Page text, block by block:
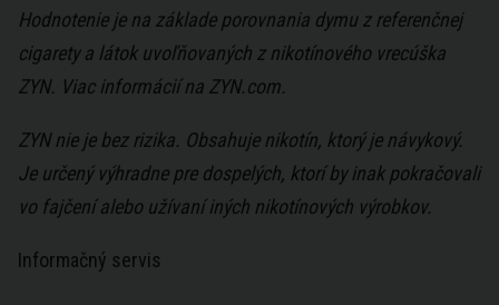
Hodnotenie je na základe porovnania dymu z referenčnej
cigarety a látok uvoľňovaných z nikotínového vrecúška
ZYN. Viac informácií na ZYN.com.
ZYN nie je bez rizika. Obsahuje nikotín, ktorý je návykový.
Je určený výhradne pre dospelých, ktorí by inak pokračovali
vo fajčení alebo užívaní iných nikotínových výrobkov.
Informačný servis